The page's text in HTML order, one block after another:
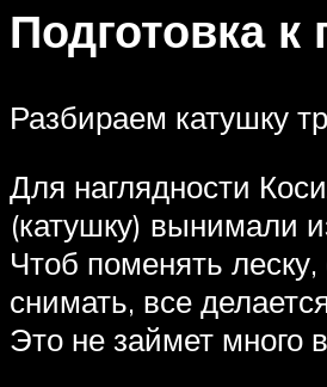
Подготовка к
Разбираем катушку
Для наглядности
(катушку) вынимали
Чтоб поменять
снимать, все
Это не займет много